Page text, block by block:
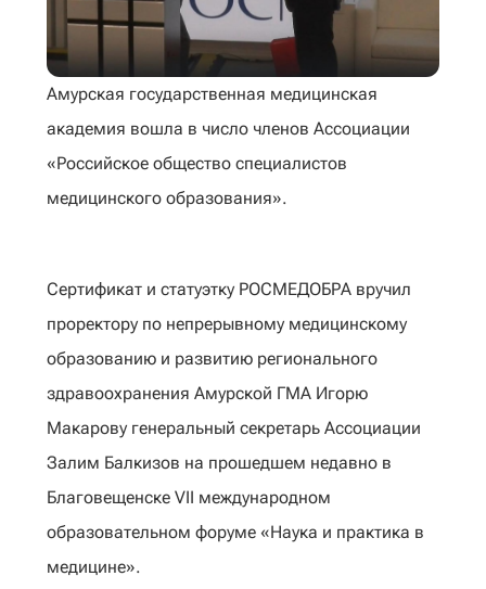
Амурская государственная медицинская
академия вошла в число членов Ассоциации
«Российское общество специалистов
медицинского образования».
Сертификат и статуэтку РОСМЕДОБРА вручил
проректору по непрерывному медицинскому
образованию и развитию регионального
здравоохранения Амурской ГМА Игорю
Макарову генеральный секретарь Ассоциации
Залим Балкизов на прошедшем недавно в
Благовещенске VII международном
образовательном форуме «Наука и практика в
медицине».